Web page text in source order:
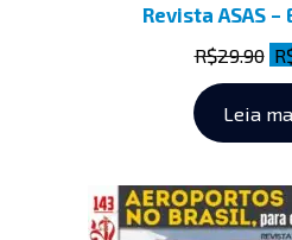
Revista ASAS –
R$29.90
Leia